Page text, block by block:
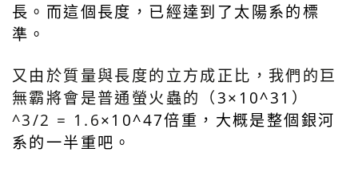
長。而這個長度，已經達到了太陽系的標
準。
又由於質量與長度的立方成正比，我們的巨
無霸將會是普通螢火蟲的（3×10^31 ）
^3/2 = 1.6×10^47倍重，大概是整個銀河
系的一半重吧。